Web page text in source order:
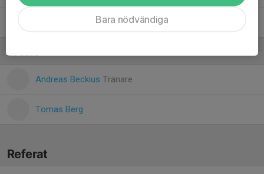
Ledare
Andreas Beckius Tränare
Tomas Berg
Referat
Bara nödvändiga